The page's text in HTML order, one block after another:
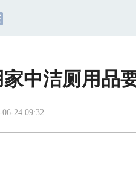
中洁厕用品
06-24 09:32